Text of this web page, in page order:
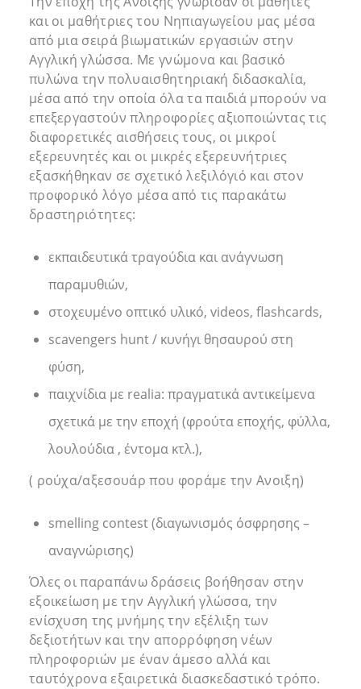
και οι μαθήτριες του Νηπιαγωγείου μας μέσα
από μια σειρά βιωματικών εργασιών στην
Αγγλική γλώσσα. Με γνώμονα και βασικό
πυλώνα την πολυαισθητηριακή διδασκαλία,
μέσα από την οποία όλα τα παιδιά μπορούν να
επεξεργαστούν πληροφορίες αξιοποιώντας τις
διαφορετικές αισθήσεις τους, οι μικροί
εξερευνητές και οι μικρές εξερευνήτριες
εξασκήθηκαν σε σχετικό λεξιλόγιό και στον
προφορικό λόγο μέσα από τις παρακάτω
δραστηριότητες:
εκπαιδευτικά τραγούδια και ανάγνωση
παραμυθιών,
στοχευμένο οπτικό υλικό, videos, flashcards,
scavengers hunt / κυνήγι θησαυρού στη
φύση,
παιχνίδια με realia: πραγματικά αντικείμενα
σχετικά με την εποχή (φρούτα εποχής, φύλλα,
λουλούδια , έντομα κτλ.),
( ρούχα/αξεσουάρ που φοράμε την Ανοιξη)
smelling contest (διαγωνισμός όσφρησης –
αναγνώρισης)
Όλες οι παραπάνω δράσεις βοήθησαν στην
εξοικείωση με την Αγγλική γλώσσα, την
ενίσχυση της μνήμης την εξέλιξη των
δεξιοτήτων και την απορρόφηση νέων
πληροφοριών με έναν άμεσο αλλά και
ταυτόχρονα εξαιρετικά διασκεδαστικό τρόπο.